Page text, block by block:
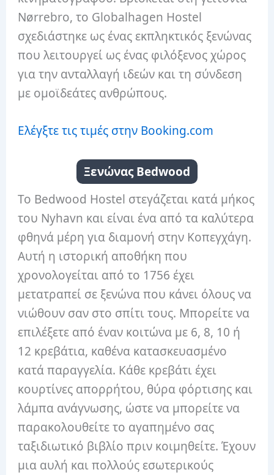
Nørrebro, το Globalhagen Hostel
σχεδιάστηκε ως ένας εκπληκτικός ξενώνας
που λειτουργεί ως ένας φιλόξενος χώρος
για την ανταλλαγή ιδεών και τη σύνδεση
με ομοϊδεάτες ανθρώπους.
Ελέγξτε τις τιμές στην Booking.com
Ξενώνας Bedwood
Το Bedwood Hostel στεγάζεται κατά μήκος
του Nyhavn και είναι ένα από τα καλύτερα
φθηνά μέρη για διαμονή στην Κοπεγχάγη.
Αυτή η ιστορική αποθήκη που
χρονολογείται από το 1756 έχει
μετατραπεί σε ξενώνα που κάνει όλους να
νιώθουν σαν στο σπίτι τους. Μπορείτε να
επιλέξετε από έναν κοιτώνα με 6, 8, 10 ή
12 κρεβάτια, καθένα κατασκευασμένο
κατά παραγγελία. Κάθε κρεβάτι έχει
κουρτίνες απορρήτου, θύρα φόρτισης και
λάμπα ανάγνωσης, ώστε να μπορείτε να
παρακολουθείτε το αγαπημένο σας
ταξιδιωτικό βιβλίο πριν κοιμηθείτε. Έχουν
μια αυλή και πολλούς εσωτερικούς